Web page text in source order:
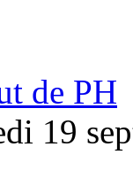
de PH
19